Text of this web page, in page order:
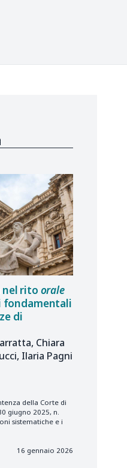
rito orale
fondamentali
di
Chiara
Ilaria Pagni
della Corte di
giugno 2025, n.
sistematiche e i
16 gennaio 2026